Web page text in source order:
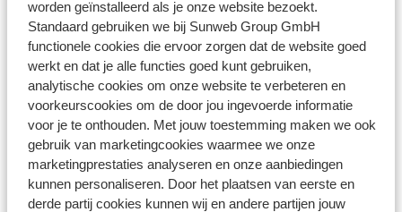
worden geïnstalleerd als je onze website bezoekt.
Standaard gebruiken we bij Sunweb Group GmbH
functionele cookies die ervoor zorgen dat de website goed
werkt en dat je alle functies goed kunt gebruiken,
analytische cookies om onze website te verbeteren en
voorkeurscookies om de door jou ingevoerde informatie
voor je te onthouden. Met jouw toestemming maken we ook
gebruik van marketingcookies waarmee we onze
marketingprestaties analyseren en onze aanbiedingen
kunnen personaliseren. Door het plaatsen van eerste en
derde partij cookies kunnen wij en andere partijen jouw
Andere accommodaties in Galibier
Thabor
Village Club Neaclub La Pulka
Chalet Le Panoramic
Residence Les Angeliers